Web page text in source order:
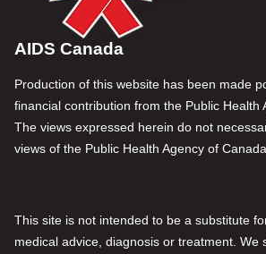
AIDS Canada
Production of this website has been made
financial contribution from the Public Health
The views expressed herein do not
views of the Public Health Agency of Canada.
This site is not intended to be a substitute
medical advice, diagnosis or treatment. We